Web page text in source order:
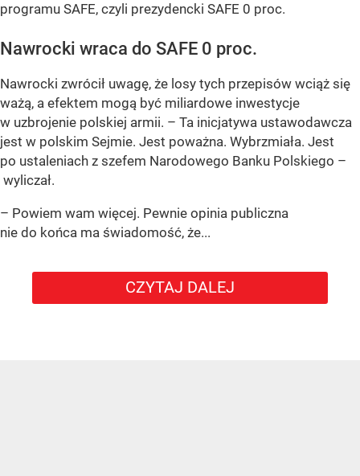
programu SAFE, czyli prezydencki SAFE 0 proc.
Nawrocki wraca do SAFE 0 proc.
Nawrocki zwrócił uwagę, że losy tych przepisów wciąż się
ważą, a efektem mogą być miliardowe inwestycje
w uzbrojenie polskiej armii. – Ta inicjatywa ustawodawcza
jest w polskim Sejmie. Jest poważna. Wybrzmiała. Jest
po ustaleniach z szefem Narodowego Banku Polskiego –
wyliczał.
– Powiem wam więcej. Pewnie opinia publiczna
nie do końca ma świadomość, że...
CZYTAJ DALEJ